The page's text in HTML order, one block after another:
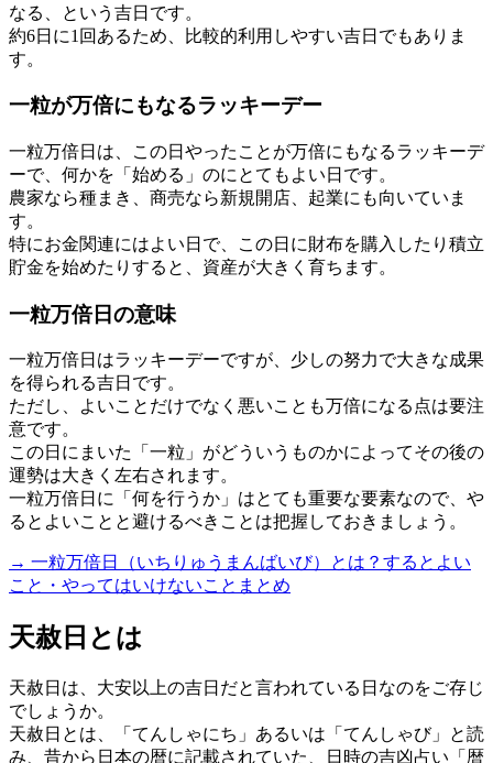
なる、という吉日です。
約6日に1回あるため、比較的利用しやすい吉日でもありま
す。
一粒が万倍にもなるラッキーデー
一粒万倍日は、この日やったことが万倍にもなるラッキーデ
ーで、何かを「始める」のにとてもよい日です。
農家なら種まき、商売なら新規開店、起業にも向いていま
す。
特にお金関連にはよい日で、この日に財布を購入したり積立
貯金を始めたりすると、資産が大きく育ちます。
一粒万倍日の意味
一粒万倍日はラッキーデーですが、少しの努力で大きな成果
を得られる吉日です。
ただし、よいことだけでなく悪いことも万倍になる点は要注
意です。
この日にまいた「一粒」がどういうものかによってその後の
運勢は大きく左右されます。
一粒万倍日に「何を行うか」はとても重要な要素なので、や
るとよいことと避けるべきことは把握しておきましょう。
→ 一粒万倍日（いちりゅうまんばいび）とは？するとよい
こと・やってはいけないことまとめ
天赦日とは
天赦日は、大安以上の吉日だと言われている日なのをご存じ
でしょうか。
天赦日とは、「てんしゃにち」あるいは「てんしゃび」と読
み、昔から日本の暦に記載されていた、日時の吉凶占い「暦